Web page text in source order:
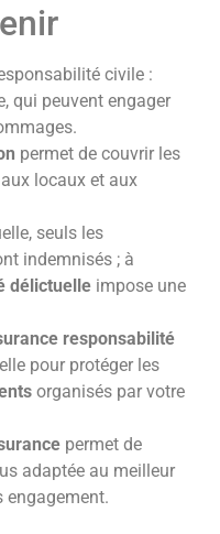
civile :
qui peuvent engager
permet de couvrir les
locaux et aux
seuls les
indemnisés ; à
délictuelle impose une
responsabilité
pour protéger les
organisés par votre
permet de
adaptée au meilleur
engagement.